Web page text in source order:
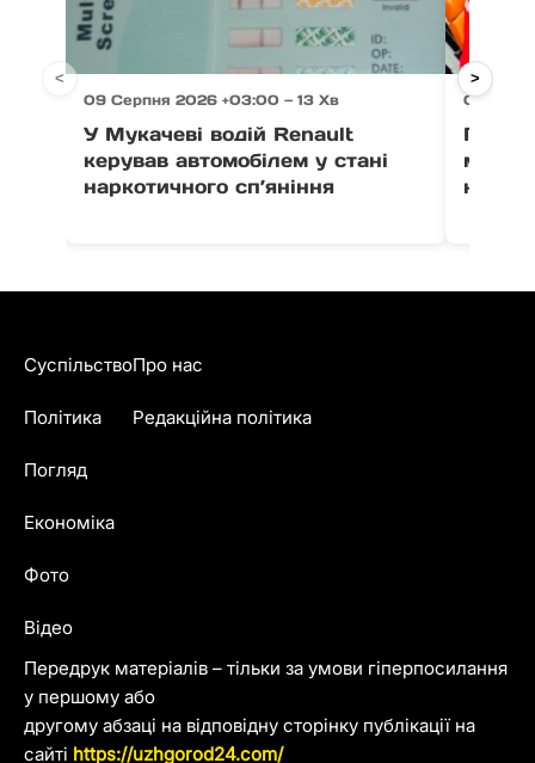
09 Серпня 2026 +03:00 — 13 Хв
У Мукачеві водій Renault
керував автомобілем у стані
наркотичного сп’яніння
09
мати
< >
Передрук матеріалів – тільки за умови гіперпосилання
у першому або
другому абзаці на відповідну сторінку публікації на
сайті https://uzhgorod24.com/
Суспільство
Політика
Погляд
Економіка
Фото
Відео
Про нас
Редакційна політика